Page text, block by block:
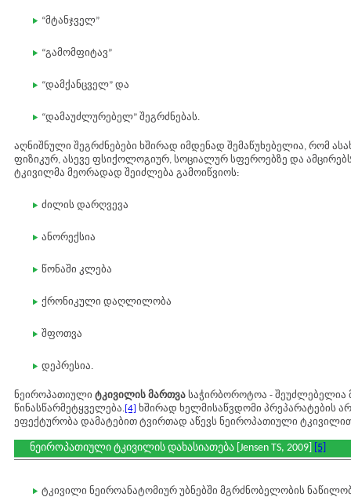
“მტანჯველ”
“გამომფიტავ”
“დამქანცველ” და
“დამაუძლურებელ” შეგრძნებას.
აღნიშნული შეგრძნებები ხშირად იმდენად შემაწუხებელია, რომ
ფიზიკურ, ასევე ფსიქოლოგიურ, სოციალურ სფეროებზე და
ტკივილმა მეორადად შეიძლება გამოიწვიოს:
ძილის დარღვევა
ანორექსია
წონაში კლება
ქრონიკული დაღლილობა
შფოთვა
დეპრესია.
ნეიროპათიული ტკივილის მართვა საჭირბოროტოა - შეუძლებელია
წინასწარმეტყველება.[4] ხშირად ხელმისაწვდომი პრეპარატების
ეფექტურობა დამატებით ტვირთად აწევს ნეიროპათიული
ნეიროპათიული ტკივილის დახასიათება [Jensen TS, 2009] [5]
ტკივილი ნეიროანატომიურ უბნებში მგრძნობელობის